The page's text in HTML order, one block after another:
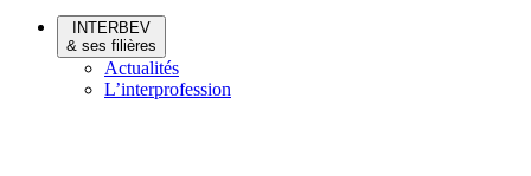
INTERBEV
& ses filières
Actualités
L’interprofession